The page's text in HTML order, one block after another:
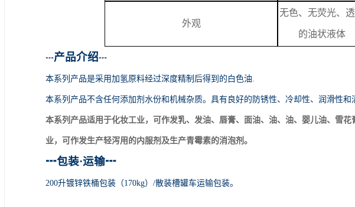
外观
无色、无荧光、
的油状液体
┅产品介绍┅
本系列产品是采用加氢原料经过深度精制后得到的白色油.
本系列产品不含任何添加剂水份和机械杂质。具有良好的防锈性、冷却性、润滑性和
本系列产品适用于化妆工业，可作发乳、发油、唇膏、面油、油、油、婴儿油、雪
业，可作发生产轻泻用的内服剂及生产青霉素的消泡剂。
┅包装·运输┅
200升镀锌铁桶包装（170kg）/散装槽罐车运输包装。